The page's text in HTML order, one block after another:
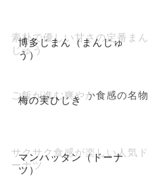
博多じまん（まんじゅ
う）
素朴で優しい甘さの定番まん
じゅう
梅の実ひじき
ご飯が進む爽やか食感の名物
マンハッタン（ドーナ
ツ）
サクサク食感が楽しい人気ド
ーナツ